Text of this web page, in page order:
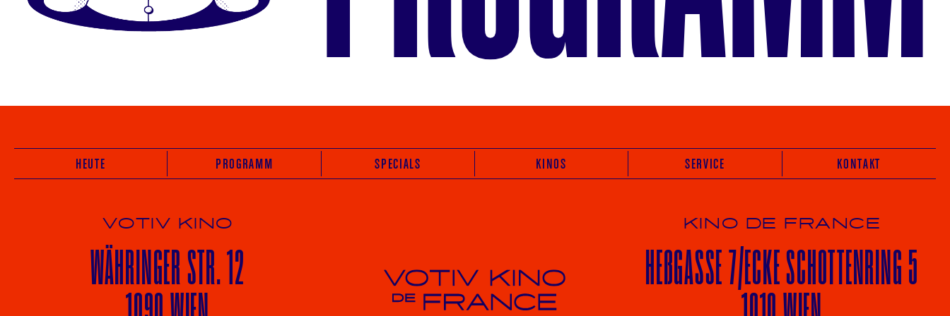
HEUTE PROGRAMM SPECIALS KINOS SERVICE KONTAKT
VOTIV KINO
WÄHRINGERSTR. 12
Votiv Kino und Kino De France in Wien
KINO DE FRANCE
HEßGASSE 7/ECKESCHOTTENRING 5